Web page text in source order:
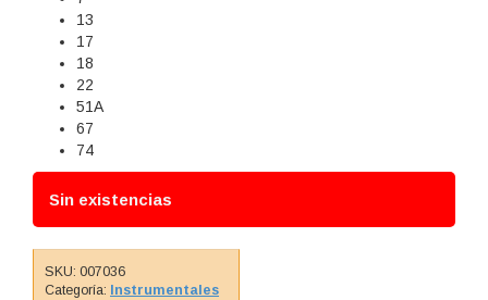
13
17
18
22
51A
67
74
Sin existencias
SKU: 007036
Categoría:
Instrumentales